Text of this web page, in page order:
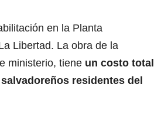
en la Planta
Libertad. La obra de la
ministerio, tiene un costo total
residentes del